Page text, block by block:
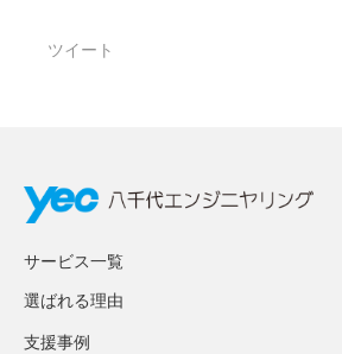
ツイート
サービス一覧
選ばれる理由
支援事例